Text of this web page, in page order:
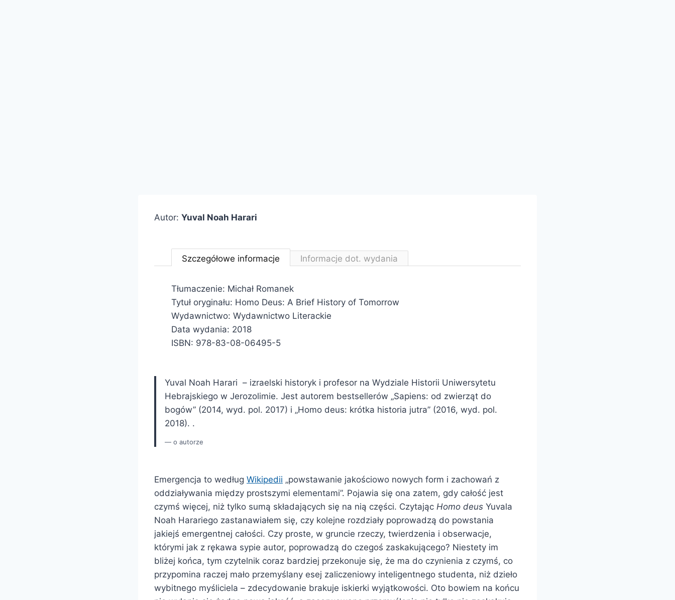
Autor: Yuval Noah Harari
Szczegółowe informacje Informacje dot. wydania
Tłumaczenie: Michał Romanek
Tytuł oryginału: Homo Deus: A Brief History of Tomorrow
Wydawnictwo: Wydawnictwo Literackie
Data wydania: 2018
ISBN: 978-83-08-06495-5
Yuval Noah Harari – izraelski historyk i profesor na Wydziale Historii Uniwersytetu
Hebrajskiego w Jerozolimie. Jest autorem bestsellerów „Sapiens: od zwierząt do
bogów” (2014, wyd. pol. 2017) i „Homo deus: krótka historia jutra” (2016, wyd. pol.
2018). .
o autorze
Emergencja to według Wikipedii „powstawanie jakościowo nowych form i zachowań z
oddziaływania między prostszymi elementami”. Pojawia się ona zatem, gdy całość jest
czymś więcej, niż tylko sumą składających się na nią części. Czytając Homo deus Yuvala
Noah Harariego zastanawiałem się, czy kolejne rozdziały poprowadzą do powstania
jakiejś emergentnej całości. Czy proste, w gruncie rzeczy, twierdzenia i obserwacje,
którymi jak z rękawa sypie autor, poprowadzą do czegoś zaskakującego? Niestety im
bliżej końca, tym czytelnik coraz bardziej przekonuje się, że ma do czynienia z czymś, co
przypomina raczej mało przemyślany esej zaliczeniowy inteligentnego studenta, niż dzieło
wybitnego myśliciela – zdecydowanie brakuje iskierki wyjątkowości. Oto bowiem na końcu